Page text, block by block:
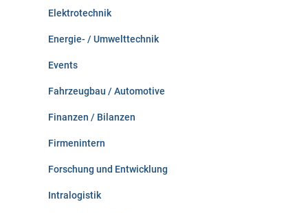
Elektrotechnik
Energie- / Umwelttechnik
Events
Fahrzeugbau / Automotive
Finanzen / Bilanzen
Firmenintern
Forschung und Entwicklung
Intralogistik